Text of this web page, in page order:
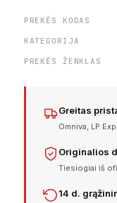
PREKĖS KODAS
KATEGORIJA
PREKĖS ŽENKLAS
Greitas
Omniva, LP
Originalios
Tiesiogiai iš
14 d.